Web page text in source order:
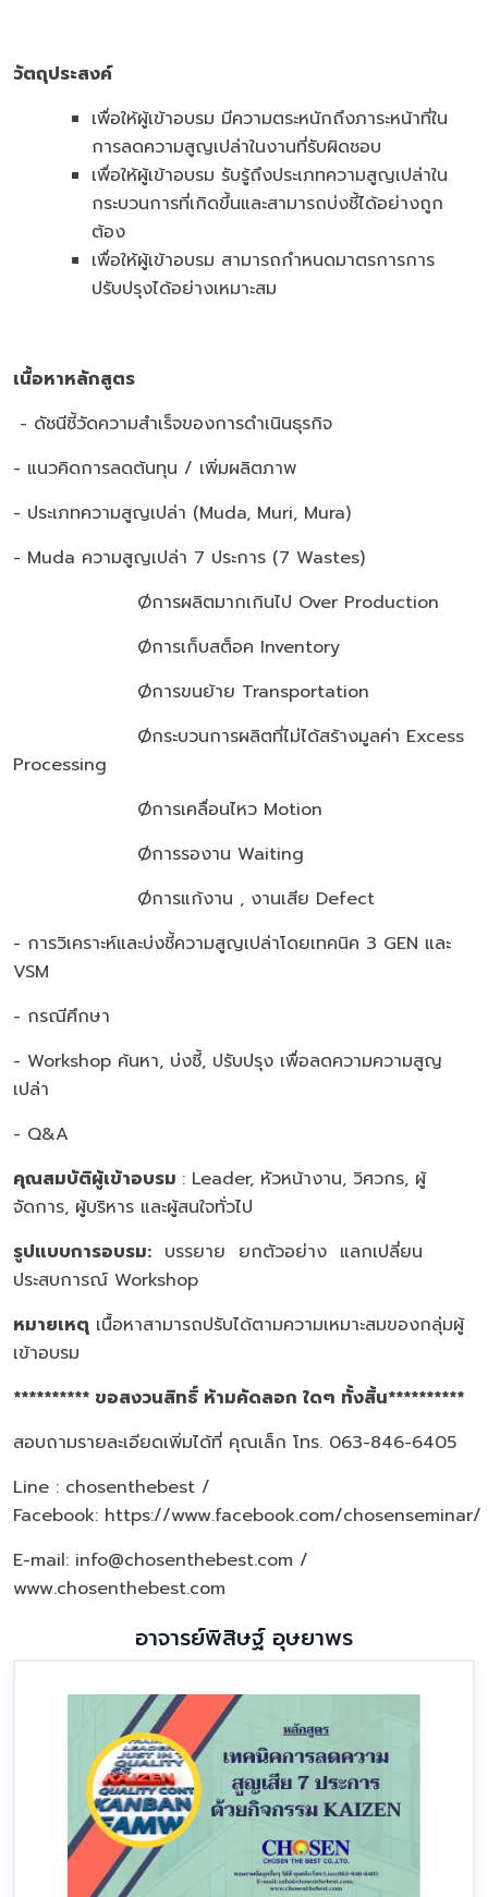
วัตถุประสงค์
เพื่อให้ผู้เข้าอบรม มีความตระหนักถึงภาระหน้าที่ใน
การลดความสูญเปล่าในงานที่รับผิดชอบ
เพื่อให้ผู้เข้าอบรม รับรู้ถึงประเภทความสูญเปล่าใน
กระบวนการที่เกิดขึ้นและสามารถบ่งชี้ได้อย่างถูก
ต้อง
เพื่อให้ผู้เข้าอบรม สามารถกำหนดมาตรการการ
ปรับปรุงได้อย่างเหมาะสม
เนื้อหาหลักสูตร
- ดัชนีชี้วัดความสำเร็จของการดำเนินธุรกิจ
- แนวคิดการลดต้นทุน / เพิ่มผลิตภาพ
- ประเภทความสูญเปล่า (Muda, Muri, Mura)
- Muda ความสูญเปล่า 7 ประการ (7 Wastes)
Øการผลิตมากเกินไป Over Production
Øการเก็บสต็อค Inventory
Øการขนย้าย Transportation
Øกระบวนการผลิตที่ไม่ได้สร้างมูลค่า Excess
Processing
Øการเคลื่อนไหว Motion
Øการรองาน Waiting
Øการแก้งาน , งานเสีย Defect
- การวิเคราะห์และบ่งชี้ความสูญเปล่าโดยเทคนิค 3 GEN และ
VSM
- กรณีศึกษา
- Workshop ค้นหา, บ่งชี้, ปรับปรุง เพื่อลดความความสูญ
เปล่า
- Q&A
คุณสมบัติผู้เข้าอบรม : Leader, หัวหน้างาน, วิศวกร, ผู้
จัดการ, ผู้บริหาร และผู้สนใจทั่วไป
รูปแบบการอบรม: บรรยาย ยกตัวอย่าง แลกเปลี่ยน
ประสบการณ์ Workshop
หมายเหตุ เนื้อหาสามารถปรับได้ตามความเหมาะสมของกลุ่มผู้
เข้าอบรม
********** ขอสงวนสิทธิ์ ห้ามคัดลอก ใดๆ ทั้งสิ้น**********
สอบถามรายละเอียดเพิ่มได้ที่ คุณเล็ก โทร. 063-846-6405
Line : chosenthebest /
Facebook: https://www.facebook.com/chosenseminar/
E-mail: info@chosenthebest.com /
www.chosenthebest.com
อาจารย์พิสิษฐ์ อุษยาพร